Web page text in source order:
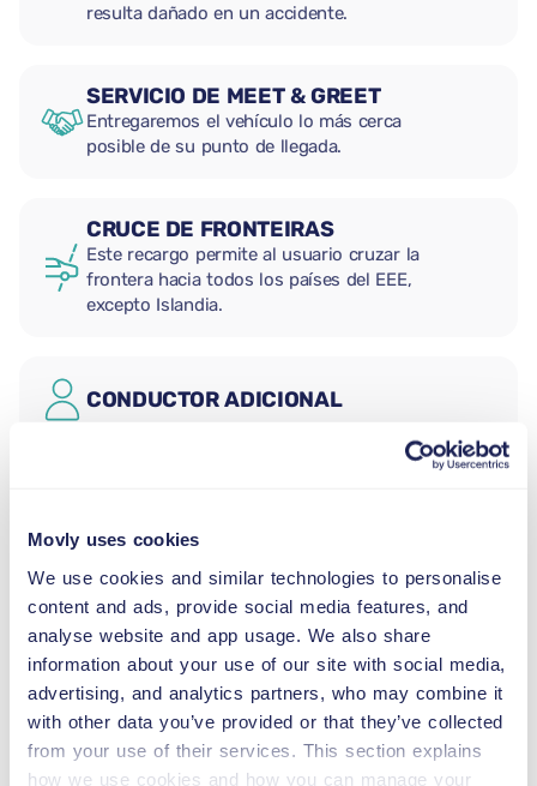
Movly uses cookies
We use cookies and similar technologies to personalise
content and ads, provide social media features, and
analyse website and app usage. We also share
information about your use of our site with social media,
advertising, and analytics partners, who may combine it
with other data you’ve provided or that they’ve collected
from your use of their services. This section explains
how we use cookies and how you can manage your
resulta dañado en un accidente.
SERVICIO DE MEET & GREET
Entregaremos el vehículo lo más cerca
posible de su punto de llegada.
CRUCE DE FRONTEIRAS
Este recargo permite al usuario cruzar la
frontera hacia todos los países del EEE,
excepto Islandia.
CONDUCTOR ADICIONAL
ASIENTO PARA NIÑOS (GRUPO I)
9–18 kg
ASIENTO PARA NIÑOS (GRUPO II-
III)
15–36 kg